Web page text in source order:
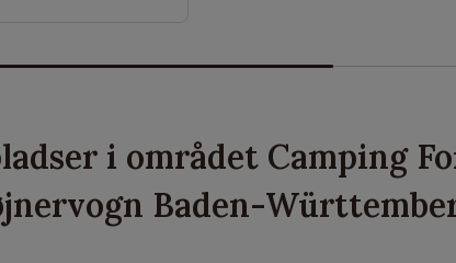
i området Camping
Baden-